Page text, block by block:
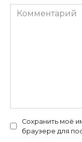
Комментарий
Сохранить моё
браузере для